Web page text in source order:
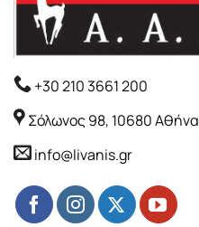
+30 210 3661 200
Σόλωνος 98, 10680 Αθήνα
info@livanis.gr